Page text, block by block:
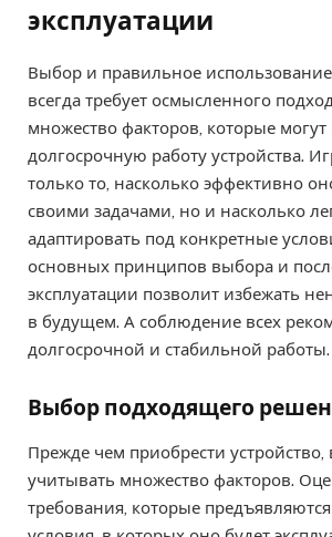
эксплуатации
Выбор и правильное
всегда требует осмысленного
множество факторов, которые
долгосрочную работу устройства.
только то, насколько эффективно
своими задачами, но и насколько
адаптировать под конкретные
основных принципов выбора и
эксплуатации позволит избежать
в будущем. А соблюдение всех
долгосрочной и стабильной работы.
Выбор подходящего
Прежде чем приобрести устройство,
учитывать множество факторов.
требования, которые предъявляются